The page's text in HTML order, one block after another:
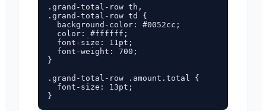
.grand-total-row th,
.grand-total-row td {
  background-color: #0052cc;
  color: #ffffff;
  font-size: 11pt;
  font-weight: 700;
}
.grand-total-row .amount.total {
  font-size: 13pt;